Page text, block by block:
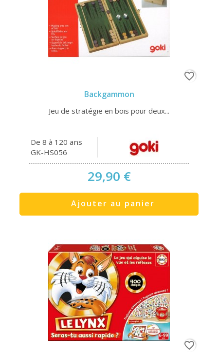
Backgammon
Jeu de stratégie en bois pour deux...
De 8 à 120 ans
GK-HS056
29,90 €
Ajouter au panier
favorite_border
favorite_border